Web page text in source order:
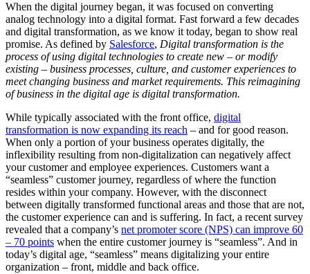
When the digital journey began, it was focused on converting
analog technology into a digital format. Fast forward a few decades
and digital transformation, as we know it today, began to show real
promise. As defined by Salesforce, Digital transformation is the
process of using digital technologies to create new – or modify
existing – business processes, culture, and customer experiences to
meet changing business and market requirements. This reimagining
of business in the digital age is digital transformation.
While typically associated with the front office, digital
transformation is now expanding its reach – and for good reason.
When only a portion of your business operates digitally, the
inflexibility resulting from non-digitalization can negatively affect
your customer and employee experiences. Customers want a
“seamless” customer journey, regardless of where the function
resides within your company. However, with the disconnect
between digitally transformed functional areas and those that are not,
the customer experience can and is suffering. In fact, a recent survey
revealed that a company’s net promoter score (NPS) can improve 60
– 70 points when the entire customer journey is “seamless”. And in
today’s digital age, “seamless” means digitalizing your entire
organization – front, middle and back office.